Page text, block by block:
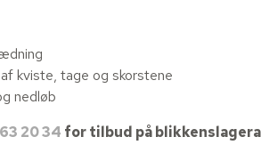
kviste, tage og skorstene
nedløb
20 34 for tilbud på